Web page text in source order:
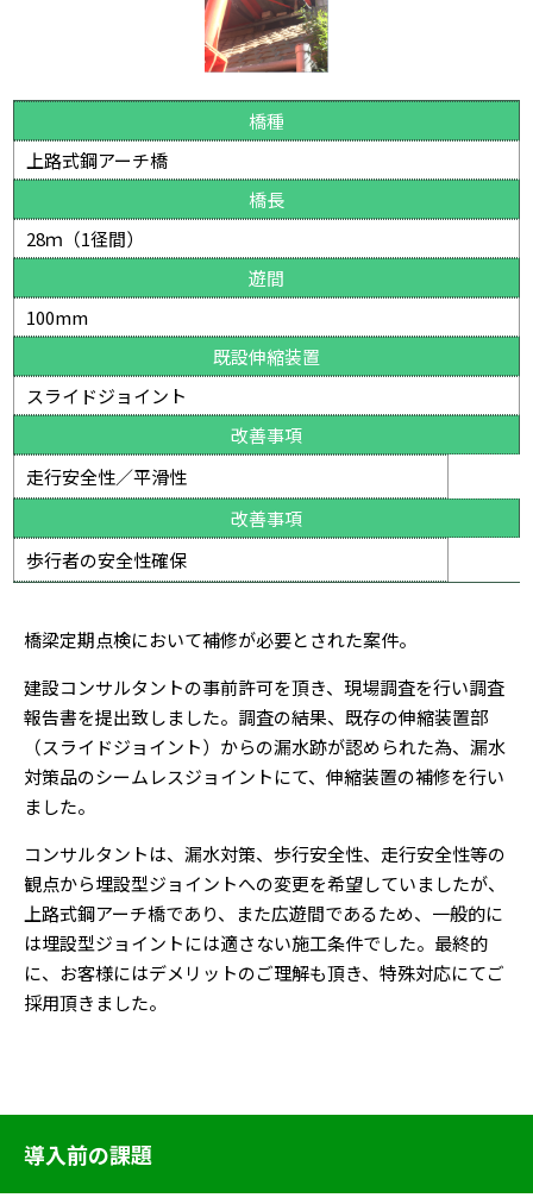
橋種
上路式鋼アーチ橋
橋長
28ｍ（1径間）
遊間
100mm
既設伸縮装置
スライドジョイント
改善事項
走行安全性／平滑性
改善事項
歩行者の安全性確保
橋梁定期点検において補修が必要とされた案件。
建設コンサルタントの事前許可を頂き、現場調査を行い調査
報告書を提出致しました。調査の結果、既存の伸縮装置部
（スライドジョイント）からの漏水跡が認められた為、漏水
対策品のシームレスジョイントにて、伸縮装置の補修を行い
ました。
コンサルタントは、漏水対策、歩行安全性、走行安全性等の
観点から埋設型ジョイントへの変更を希望していましたが、
上路式鋼アーチ橋であり、また広遊間であるため、一般的に
は埋設型ジョイントには適さない施工条件でした。最終的
に、お客様にはデメリットのご理解も頂き、特殊対応にてご
採用頂きました。
導入前の課題